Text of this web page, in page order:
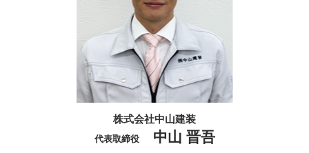
株式会社中山建装
代表取締役 中山 晋吾